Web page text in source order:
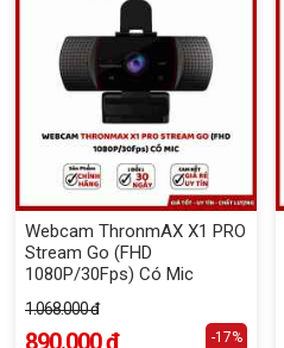
Webcam ThronmAX X1 PRO
Stream Go (FHD
1080P/30Fps) Có Mic
1.068.000 đ
890.000 đ -17%